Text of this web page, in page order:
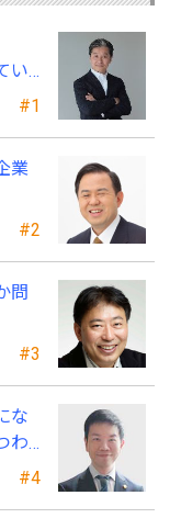
#1
い
べ
#2
業
#3
問
#4
な
わ